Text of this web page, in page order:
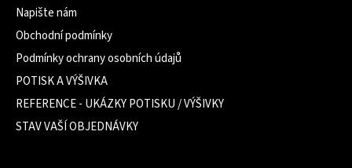
Napište nám
Obchodní podmínky
Podmínky ochrany osobních údajů
POTISK A VÝŠIVKA
REFERENCE - UKÁZKY POTISKU / VÝŠIVKY
STAV VAŠÍ OBJEDNÁVKY